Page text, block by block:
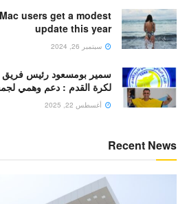
users get a modest
update this year
سبتمبر 26, 2024
سمير بومسعود رئيس فريق
لكرة القدم : دعم وهمي
أغسطس 22, 2025
Recent News